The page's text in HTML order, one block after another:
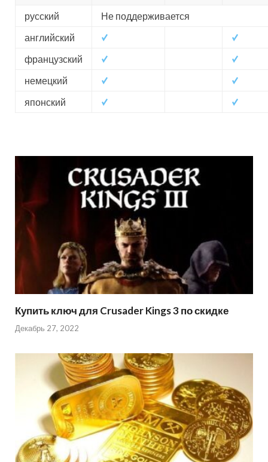
русский
Не поддерживается
английский
французский
немецкий
японский
Купить ключ для Crusader Kings 3 по скидке
Декабрь 27, 2022